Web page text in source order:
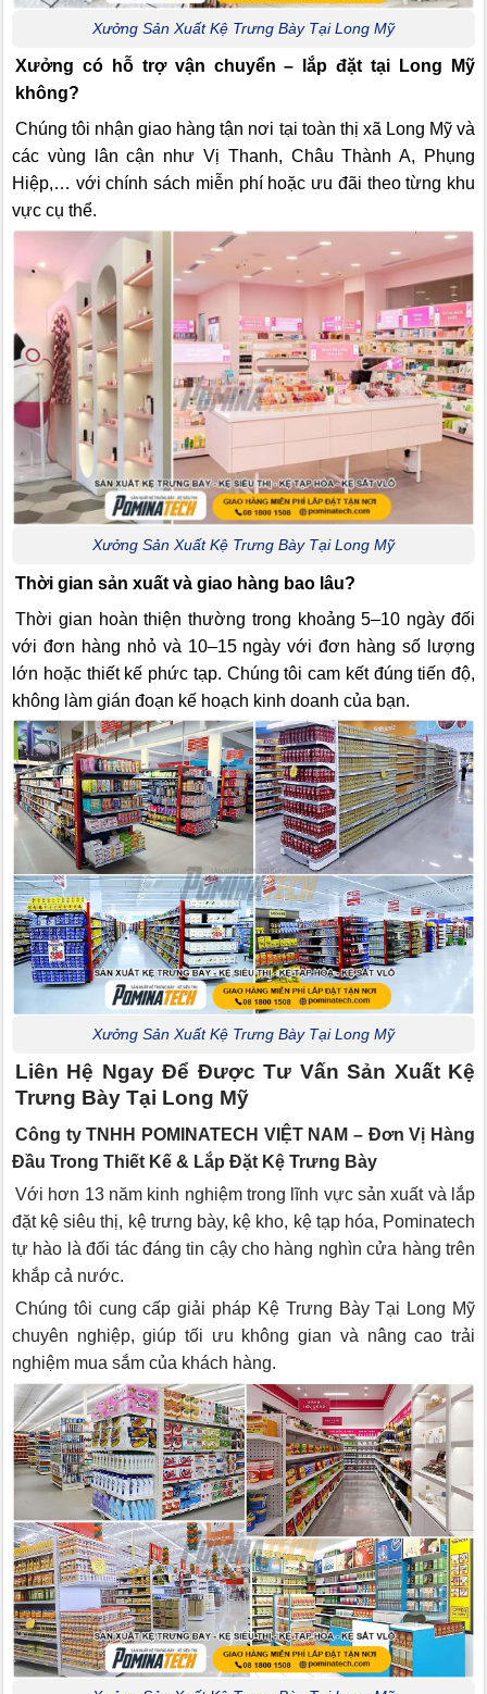
Xưởng Sản Xuất Kệ Trưng Bày Tại Long Mỹ
Xưởng có hỗ trợ vận chuyển – lắp đặt tại Long Mỹ
không?
Chúng tôi nhận giao hàng tận nơi tại toàn thị xã Long Mỹ và
các vùng lân cận như Vị Thanh, Châu Thành A, Phụng
Hiệp,… với chính sách miễn phí hoặc ưu đãi theo từng khu
vực cụ thể.
Xưởng Sản Xuất Kệ Trưng Bày Tại Long Mỹ
Thời gian sản xuất và giao hàng bao lâu?
Thời gian hoàn thiện thường trong khoảng 5–10 ngày đối
với đơn hàng nhỏ và 10–15 ngày với đơn hàng số lượng
lớn hoặc thiết kế phức tạp. Chúng tôi cam kết đúng tiến độ,
không làm gián đoạn kế hoạch kinh doanh của bạn.
Xưởng Sản Xuất Kệ Trưng Bày Tại Long Mỹ
Liên Hệ Ngay Để Được Tư Vấn Sản Xuất Kệ
Trưng Bày Tại Long Mỹ
Công ty TNHH POMINATECH VIỆT NAM – Đơn Vị Hàng
Đầu Trong Thiết Kế & Lắp Đặt Kệ Trưng Bày
Với hơn 13 năm kinh nghiệm trong lĩnh vực sản xuất và lắp
đặt kệ siêu thị, kệ trưng bày, kệ kho, kệ tạp hóa, Pominatech
tự hào là đối tác đáng tin cậy cho hàng nghìn cửa hàng trên
khắp cả nước.
Chúng tôi cung cấp giải pháp Kệ Trưng Bày Tại Long Mỹ
chuyên nghiệp, giúp tối ưu không gian và nâng cao trải
nghiệm mua sắm của khách hàng.